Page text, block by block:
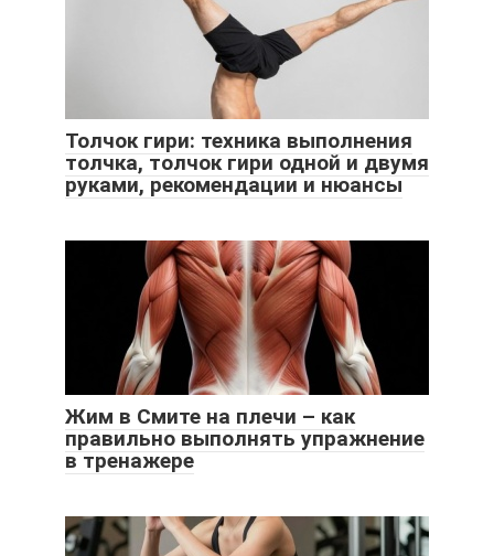
Толчок гири: техника выполнения
толчка, толчок гири одной и двумя
руками, рекомендации и нюансы
Жим в Смите на плечи – как
правильно выполнять упражнение
в тренажере